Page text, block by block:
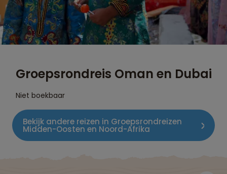
Groepsrondreis Oman en Dubai
Niet boekbaar
Bekijk andere reizen in Groepsrondreizen
Midden-Oosten en Noord-Afrika